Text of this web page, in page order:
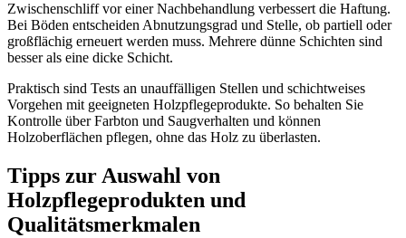
Zwischenschliff vor einer Nachbehandlung verbessert die Haftung.
Bei Böden entscheiden Abnutzungsgrad und Stelle, ob partiell oder
großflächig erneuert werden muss. Mehrere dünne Schichten sind
besser als eine dicke Schicht.
Praktisch sind Tests an unauffälligen Stellen und schichtweises
Vorgehen mit geeigneten Holzpflegeprodukte. So behalten Sie
Kontrolle über Farbton und Saugverhalten und können
Holzoberflächen pflegen, ohne das Holz zu überlasten.
Tipps zur Auswahl von
Holzpflegeprodukten und
Qualitätsmerkmalen